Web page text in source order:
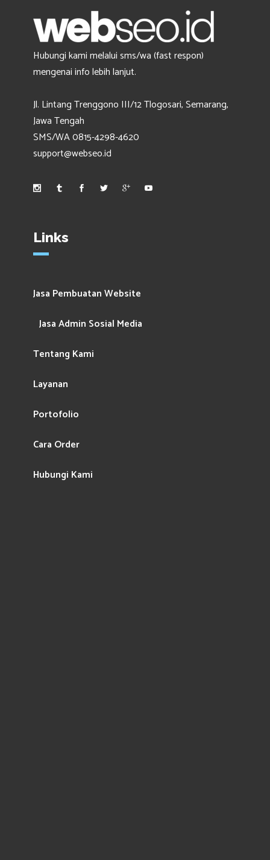
Hubungi kami melalui sms/wa (fast respon)
mengenai info lebih lanjut.
Jl. Lintang Trenggono III/12 Tlogosari, Semarang,
Jawa Tengah
SMS/WA 0815-4298-4620
support@webseo.id
Links
Jasa Pembuatan Website
Jasa Admin Sosial Media
Tentang Kami
Layanan
Portofolio
Cara Order
Hubungi Kami